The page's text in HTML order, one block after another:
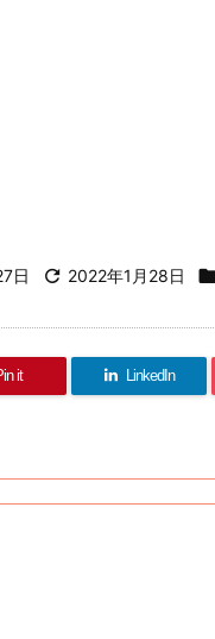
日  2022年1月28日
it LinkedIn